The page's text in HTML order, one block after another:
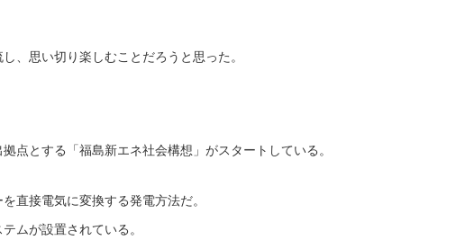
、思い切り楽しむことだろうと思った。
点とする「福島新エネ社会構想」がスタートしている。
直接電気に変換する発電方法だ。
ムが設置されている。